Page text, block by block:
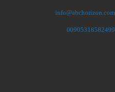
info@abchorizon.com
00905318582499